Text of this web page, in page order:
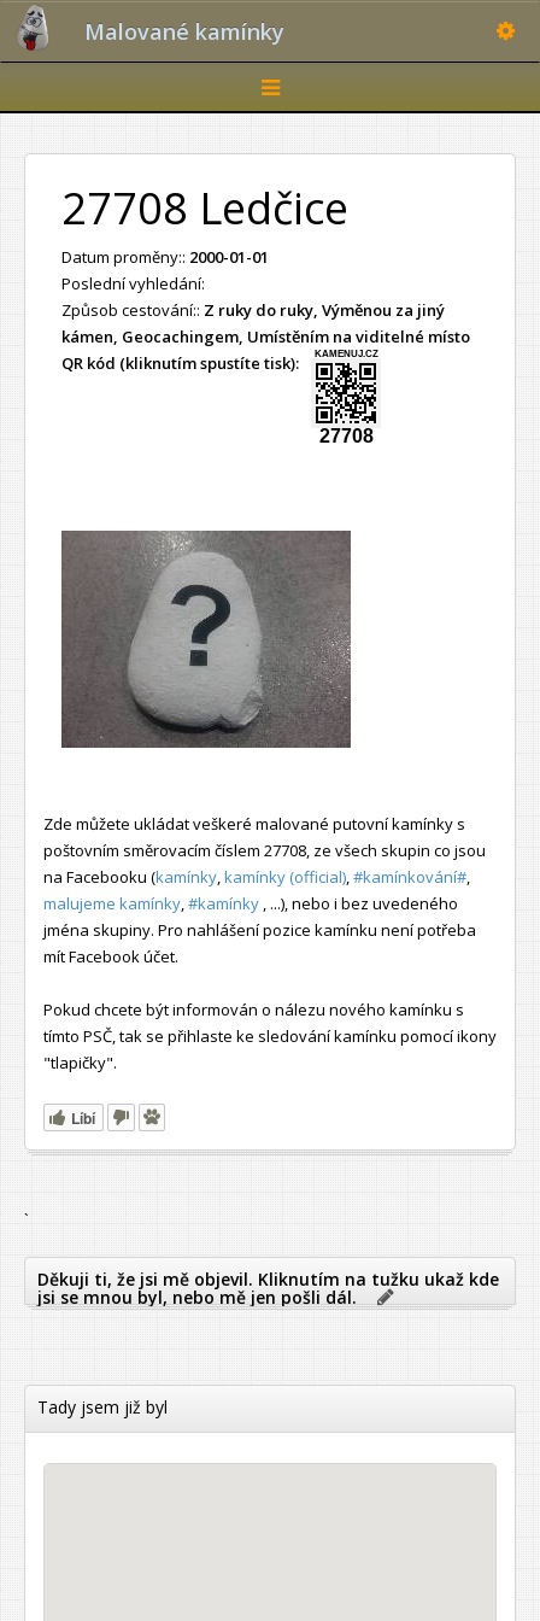
Malované kamínky
Toggle
navigation
27708 Ledčice
Datum proměny:: 2000-01-01
Poslední vyhledání:
Způsob cestování:: Z ruky do ruky, Výměnou za jiný
kámen, Geocachingem, Umístěním na viditelné místo
QR kód (kliknutím spustíte tisk):
KAMENUJ.CZ
27708
Zde můžete ukládat veškeré malované putovní kamínky s
poštovním směrovacím číslem 27708, ze všech skupin co jsou
na Facebooku (kamínky kamínky (official) #kamínkování#
malujeme kamínky #kamínky , ...), nebo i bez uvedeného
jména skupiny. Pro nahlášení pozice kamínku není potřeba
mít Facebook účet.
Pokud chcete být informován o nálezu nového kamínku s
tímto PSČ, tak se přihlaste ke sledování kamínku pomocí ikony
"tlapičky".
Líbí
`
Děkuji ti, že jsi mě objevil. Kliknutím na tužku ukaž kde
jsi se mnou byl, nebo mě jen pošli dál.
Tady jsem již byl